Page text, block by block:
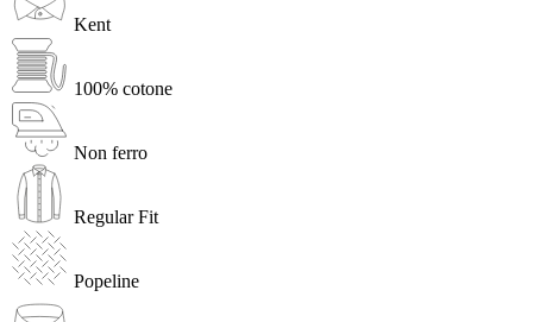
Kent
100% cotone
Non ferro
Regular Fit
Popeline